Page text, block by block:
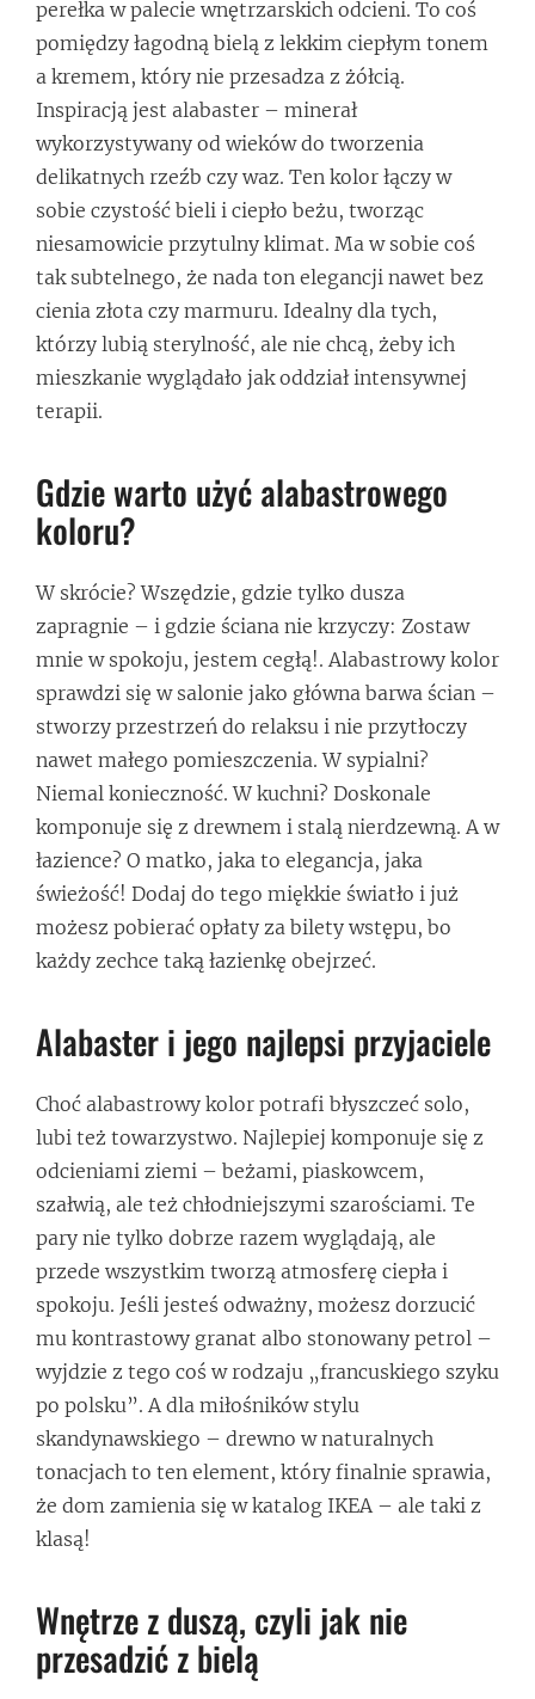
perełka w palecie wnętrzarskich odcieni. To coś
pomiędzy łagodną bielą z lekkim ciepłym tonem
a kremem, który nie przesadza z żółcią.
Inspiracją jest alabaster – minerał
wykorzystywany od wieków do tworzenia
delikatnych rzeźb czy waz. Ten kolor łączy w
sobie czystość bieli i ciepło beżu, tworząc
niesamowicie przytulny klimat. Ma w sobie coś
tak subtelnego, że nada ton elegancji nawet bez
cienia złota czy marmuru. Idealny dla tych,
którzy lubią sterylność, ale nie chcą, żeby ich
mieszkanie wyglądało jak oddział intensywnej
terapii.
Gdzie warto użyć alabastrowego
koloru?
W skrócie? Wszędzie, gdzie tylko dusza
zapragnie – i gdzie ściana nie krzyczy: Zostaw
mnie w spokoju, jestem cegłą!. Alabastrowy kolor
sprawdzi się w salonie jako główna barwa ścian –
stworzy przestrzeń do relaksu i nie przytłoczy
nawet małego pomieszczenia. W sypialni?
Niemal konieczność. W kuchni? Doskonale
komponuje się z drewnem i stalą nierdzewną. A w
łazience? O matko, jaka to elegancja, jaka
świeżość! Dodaj do tego miękkie światło i już
możesz pobierać opłaty za bilety wstępu, bo
każdy zechce taką łazienkę obejrzeć.
Alabaster i jego najlepsi przyjaciele
Choć alabastrowy kolor potrafi błyszczeć solo,
lubi też towarzystwo. Najlepiej komponuje się z
odcieniami ziemi – beżami, piaskowcem,
szałwią, ale też chłodniejszymi szarościami. Te
pary nie tylko dobrze razem wyglądają, ale
przede wszystkim tworzą atmosferę ciepła i
spokoju. Jeśli jesteś odważny, możesz dorzucić
mu kontrastowy granat albo stonowany petrol –
wyjdzie z tego coś w rodzaju „francuskiego szyku
po polsku”. A dla miłośników stylu
skandynawskiego – drewno w naturalnych
tonacjach to ten element, który finalnie sprawia,
że dom zamienia się w katalog IKEA – ale taki z
klasą!
Wnętrze z duszą, czyli jak nie
przesadzić z bielą